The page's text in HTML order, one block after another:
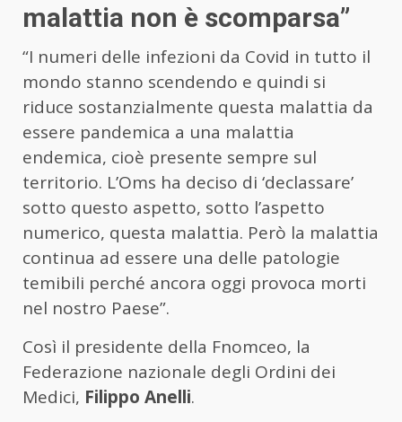
malattia non è scomparsa”
“I numeri delle infezioni da Covid in tutto il
mondo stanno scendendo e quindi si
riduce sostanzialmente questa malattia da
essere pandemica a una malattia
endemica, cioè presente sempre sul
territorio. L’Oms ha deciso di ‘declassare’
sotto questo aspetto, sotto l’aspetto
numerico, questa malattia. Però la malattia
continua ad essere una delle patologie
temibili perché ancora oggi provoca morti
nel nostro Paese”.
Così il presidente della Fnomceo, la
Federazione nazionale degli Ordini dei
Medici, Filippo Anelli.